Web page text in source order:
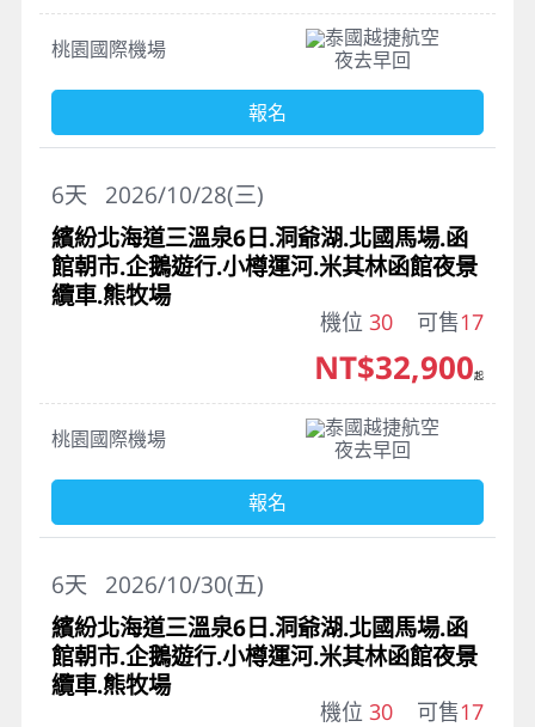
桃園國際機場
泰國越捷航空
夜去早回
報名
2026/10/28(三)
6天
繽紛北海道三溫泉6日.洞爺湖.北國馬場.函
館朝市.企鵝遊行.小樽運河.米其林函館夜景
纜車.熊牧場
機位 30 可售17
桃園國際機場
泰國越捷航空
夜去早回
NT$32,900起
報名
2026/10/30(五)
6天
繽紛北海道三溫泉6日.洞爺湖.北國馬場.函
館朝市.企鵝遊行.小樽運河.米其林函館夜景
纜車.熊牧場
機位 30 可售17